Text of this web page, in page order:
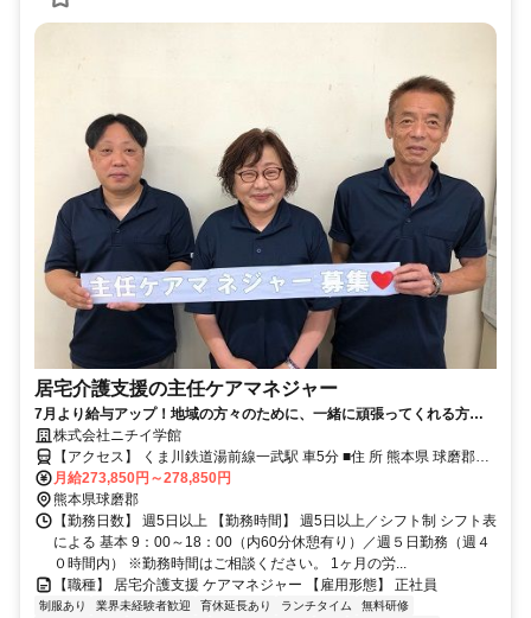
居宅介護支援の主任ケアマネジャー
7月より給与アップ！地域の方々のために、一緒に頑張ってくれる方、
お待ちしております。ニチイではケアマネ資格の更新・主任CMの資格
取得費用を全額サポートしています。
株式会社ニチイ学館
【アクセス】 くま川鉄道湯前線一武駅 車5分 ■住 所 熊本県 球磨郡錦
町 大字一武1641 ■アクセス くま川鉄道湯前線一武駅 車5分
月給273,850円～278,850円
熊本県球磨郡
【勤務日数】 週5日以上 【勤務時間】 週5日以上／シフト制 シフト表
による 基本 9：00～18：00（内60分休憩有り）／週５日勤務（週４
０時間内） ※勤務時間はご相談ください。 1ヶ月の労...
【職種】 居宅介護支援 ケアマネジャー 【雇用形態】 正社員
制服あり 業界未経験者歓迎 育休延長あり ランチタイム
無料研修